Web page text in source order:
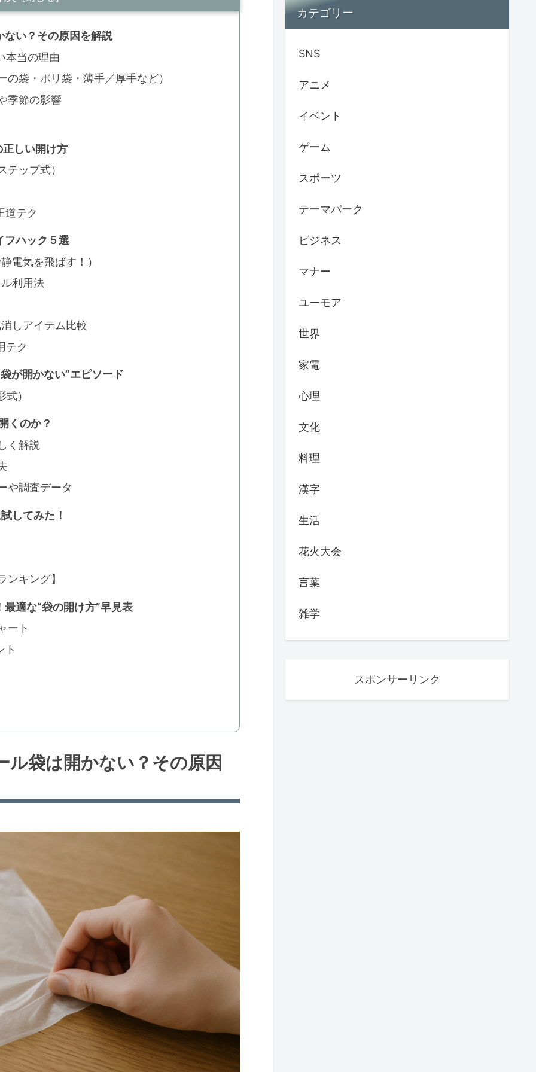
ない？その原因を解説
本当の理由
袋・ポリ袋・薄手／厚手など）
季節の影響
正しい開け方
ップ式）
道テク
フハック５選
電気を飛ばす！）
利用法
しアイテム比較
テク
が開かない”エピソード
）
くのか？
く解説
や調査データ
してみた！
キング】
適な“袋の開け方”早見表
ート
ト
ル袋は開かない？その原因
カテゴリー
SNS
アニメ
イベント
ゲーム
スポーツ
テーマパーク
ビジネス
マナー
ユーモア
世界
家電
心理
文化
料理
漢字
生活
花火大会
言葉
雑学
スポンサーリンク